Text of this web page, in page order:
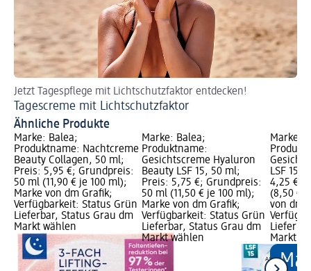
Jetzt Tagespflege mit Lichtschutzfaktor entdecken!
Tagescreme mit Lichtschutzfaktor
Ähnliche Produkte
Marke: Balea;
Produktname: Nachtcreme
Beauty Collagen, 50 ml;
Preis: 5,95 €; Grundpreis:
50 ml (11,90 € je 100 ml);
Marke von dm Grafik;
Verfügbarkeit: Status Grün
Lieferbar, Status Grau dm
Markt wählen
Marke: Balea;
Produktname:
Gesichtscreme Hyaluron
Beauty LSF 15, 50 ml;
Preis: 5,75 €; Grundpreis:
50 ml (11,50 € je 100 ml);
Marke von dm Grafik;
Verfügbarkeit: Status Grün
Lieferbar, Status Grau dm
Markt wählen
Marke:
LSF 15,
4,25 €;
(8,50 €
von dm
Markt